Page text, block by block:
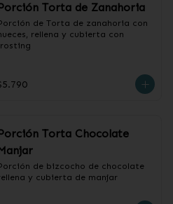
Torta de Zanahoria
de Torta de zanahoria con
rellena y cubierta con
Torta Chocolate
de bizcocho de chocolate
y cubierta de manjar